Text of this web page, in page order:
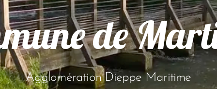
de
Agglomération Dieppe Maritime